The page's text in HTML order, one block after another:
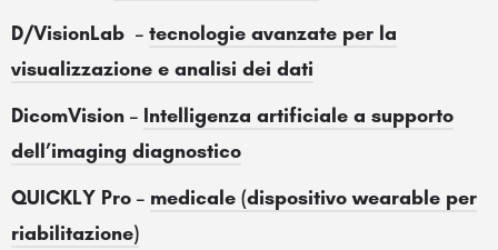
D/VisionLab – tecnologie avanzate per la
visualizzazione e analisi dei dati
DicomVision – Intelligenza artificiale a supporto
dell’imaging diagnostico
QUICKLY Pro – medicale (dispositivo wearable per
riabilitazione)